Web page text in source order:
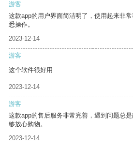
游客
这款app的用户界面简洁明了，使用起来非
悉操作。
2023-12-14
游客
这个软件很好用
2023-12-14
游客
这款app的售后服务非常完善，遇到问题总
够放心购物。
2023-12-14